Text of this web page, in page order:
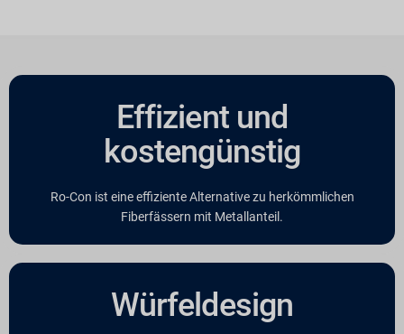
Effizient und
kostengünstig
Ro-Con ist eine effiziente Alternative zu herkömmlichen
Fiberfässern mit Metallanteil.
Würfeldesign